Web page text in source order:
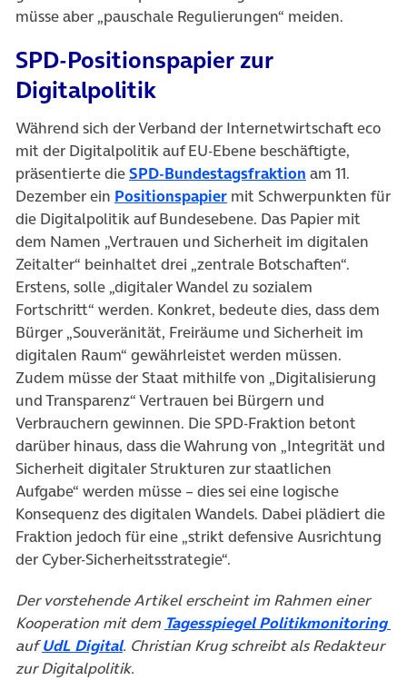
müsse aber „pauschale Regulierungen“ meiden.
SPD-Positionspapier zur
Digitalpolitik
Während sich der Verband der Internetwirtschaft eco
mit der Digitalpolitik auf EU-Ebene beschäftigte,
präsentierte dieSPD-Bundestagsfraktion (öffnet in
am 11.
Dezember ein Positionspapier(öffnet in neuem Tab)
mit Schwerpunkten für
die Digitalpolitik auf Bundesebene. Das Papier mit
dem Namen „Vertrauen und Sicherheit im digitalen
Zeitalter“ beinhaltet drei „zentrale Botschaften“.
Erstens, solle „digitaler Wandel zu sozialem
Fortschritt“ werden. Konkret, bedeute dies, dass dem
Bürger „Souveränität, Freiräume und Sicherheit im
digitalen Raum“ gewährleistet werden müssen.
Zudem müsse der Staat mithilfe von „Digitalisierung
und Transparenz“ Vertrauen bei Bürgern und
Verbrauchern gewinnen. Die SPD-Fraktion betont
darüber hinaus, dass die Wahrung von „Integrität und
Sicherheit digitaler Strukturen zur staatlichen
Aufgabe“ werden müsse – dies sei eine logische
Konsequenz des digitalen Wandels. Dabei plädiert die
Fraktion jedoch für eine „strikt defensive Ausrichtung
der Cyber-Sicherheitsstrategie“.
Der vorstehende Artikel erscheint im Rahmen einer
Kooperation mit dem Tagesspiegel Politikmonitoring
aufUdL Digital(öffnet in neuem Tab)
. Christian Krug schreibt als Redakteur
zur Digitalpolitik.